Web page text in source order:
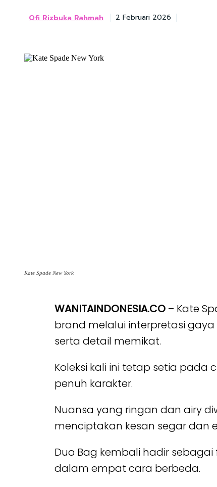
Ofi Rizbuka Rahmah 2 Februari 2026
Kate Spade New York
WANITAINDONESIA.CO– Kate
brand melalui interpretasi
serta detail memikat.
Koleksi kali ini tetap setia pada
penuh karakter.
Nuansa yang ringan dan airy
menciptakan kesan segar dan
Duo Bag kembali hadir
dalam empat cara berbeda.